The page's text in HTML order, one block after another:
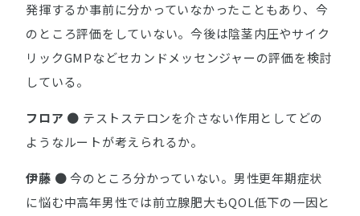
発揮するか事前に分かっていなかったこともあり、今
のところ評価をしていない。今後は陰茎内圧やサイク
リックGMPなどセカンドメッセンジャーの評価を検討
している。
フロア ● テストステロンを介さない作用としてどの
ようなルートが考えられるか。
伊藤 ● 今のところ分かっていない。男性更年期症状
に悩む中高年男性では前立腺肥大もQOL低下の一因と